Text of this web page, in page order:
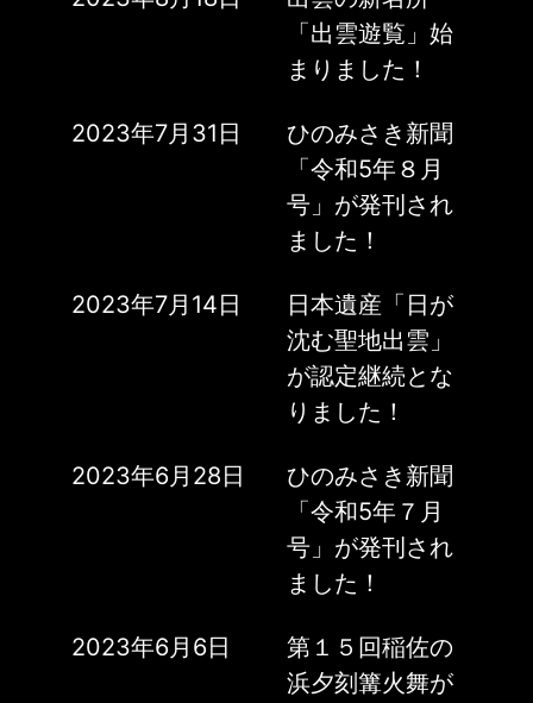
「出雲遊覧」始
まりました！
2023年7月31日
ひのみさき新聞
「令和5年８月
号」が発刊され
ました！
2023年7月14日
日本遺産「日が
沈む聖地出雲」
が認定継続とな
りました！
2023年6月28日
ひのみさき新聞
「令和5年７月
号」が発刊され
ました！
2023年6月6日
第１５回稲佐の
浜夕刻篝火舞が